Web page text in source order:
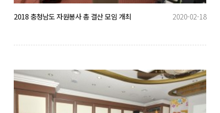
2018 충청남도 자원봉사 총 결산 모임 개최 2020-02-18